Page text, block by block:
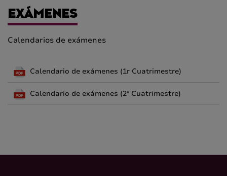
EXÁMENES
Calendarios de exámenes
Calendario de exámenes (1r Cuatrimestre)
Calendario de exámenes (2º Cuatrimestre)